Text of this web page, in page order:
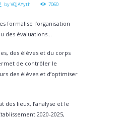
byVQJAYyth 7060
formalise l’organisation
des évaluations…
des élèves et du corps
de contrôler le
des élèves et d’optimiser
des lieux, l’analyse et le
2020-2025,